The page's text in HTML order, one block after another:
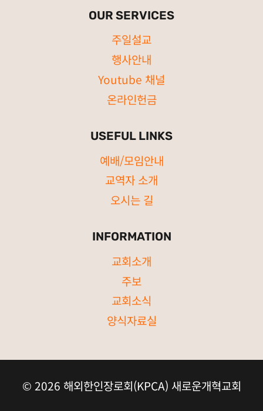
OUR SERVICES
주일설교
행사안내
Youtube 채널
온라인헌금
USEFUL LINKS
예배/모임안내
교역자 소개
오시는 길
INFORMATION
교회소개
주보
교회소식
양식자료실
© 2026 해외한인장로회(KPCA) 새로운개혁교회